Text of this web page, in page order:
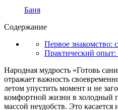
Баня
Содержание
Первое знакомство:
Практический опыт:
Народная мудрость «Готовь
отражает важность
летом упустить момент и не
комфортной жизни в холодный
массой неудобств. Это